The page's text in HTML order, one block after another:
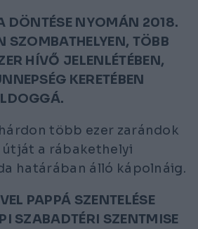
DÖNTÉSE NYOMÁN 2018.
SZOMBATHELYEN, TÖBB
HÍVŐ JELENLÉTÉBEN,
KERETÉBEN
több ezer zarándok
a rábakethelyi
határában álló kápolnáig.
PAPPÁ SZENTELÉSE
SZABADTÉRI SZENTMISE